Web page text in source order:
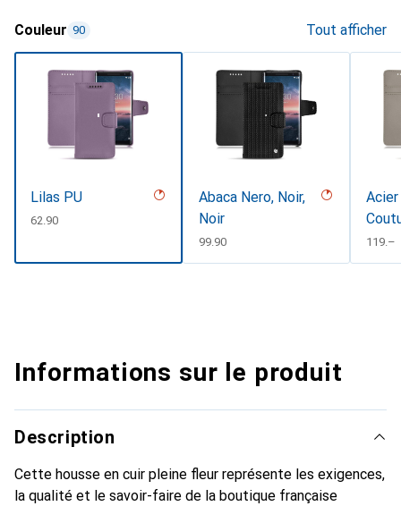
Couleur 90 Tout afficher
Lilas PU
CHF
62.90
Abaca Nero, Noir,
Noir
CHF
99.90 CHF
119.–
Informations sur le produit
Description
Cette housse en cuir pleine fleur représente les exigences,
la qualité et le savoir-faire de la boutique française